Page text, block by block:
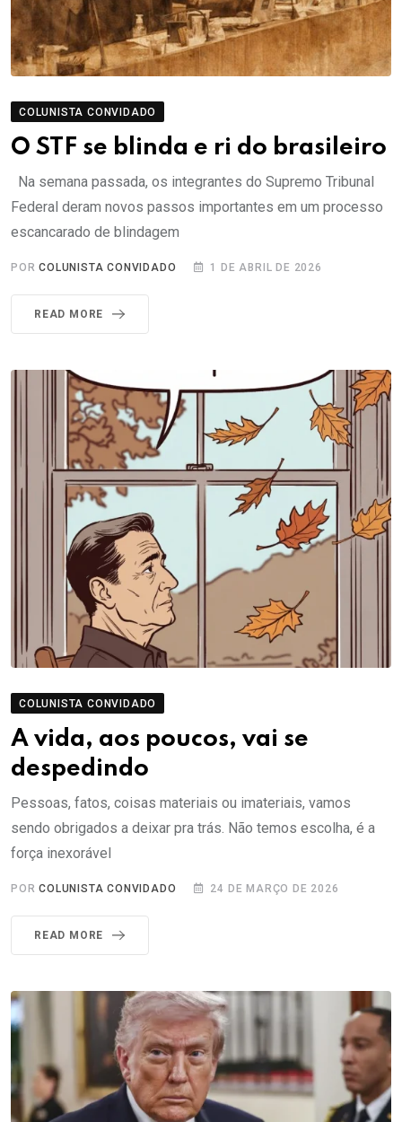
COLUNISTA CONVIDADO
O STF se blinda e ri do brasileiro
Na semana passada, os integrantes do Supremo Tribunal
Federal deram novos passos importantes em um processo
escancarado de blindagem
PORCOLUNISTA CONVIDADO 1 DE ABRIL DE 2026
READ MORE
COLUNISTA CONVIDADO
A vida, aos poucos, vai se
despedindo
Pessoas, fatos, coisas materiais ou imateriais, vamos
sendo obrigados a deixar pra trás. Não temos escolha, é a
força inexorável
PORCOLUNISTA CONVIDADO 24 DE MARÇO DE 2026
READ MORE